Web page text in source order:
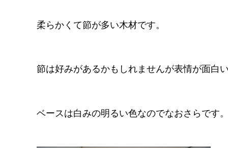
柔らかくて節が多い木材です。
節は好みがあるかもしれませんが表情が面白い
ベースは白みの明るい色なのでなおさらです。